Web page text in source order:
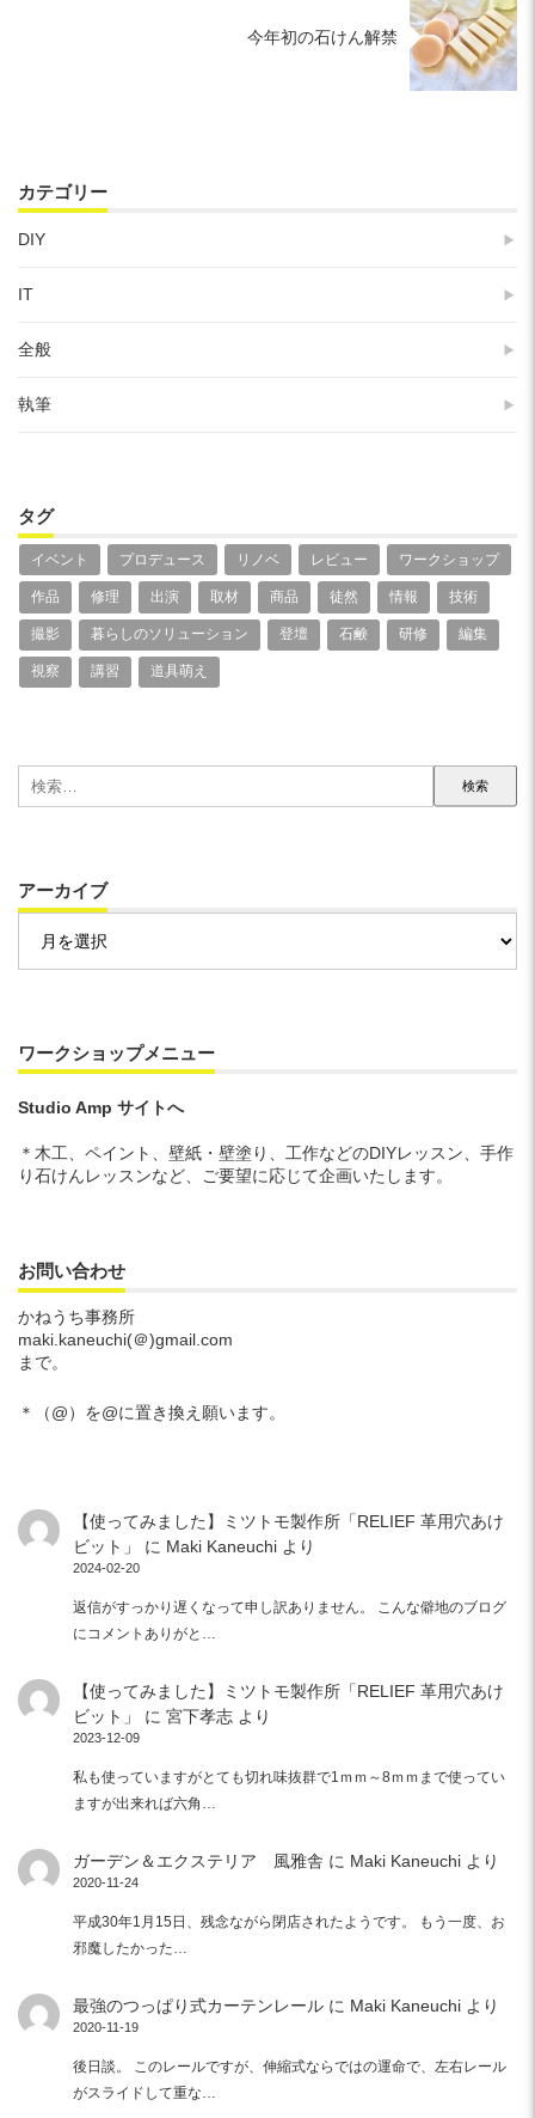
今年初の石けん解禁
カテゴリー
DIY
IT
全般
執筆
タグ
イベント プロデュース リノベ レビュー ワークショップ
作品 修理 出演 取材 商品 徒然 情報 技術
撮影 暮らしのソリューション 登壇 石鹸 研修 編集
視察 講習 道具萌え
索:
アーカイブ
カ
ワークショップメニュー
Studio Amp サイトへ
＊木工、ペイント、壁紙・壁塗り、工作などのDIYレッスン、手作
り石けんレッスンなど、ご要望に応じて企画いたします。
お問い合わせ
かねうち事務所
maki.kaneuchi(＠)gmail.com
まで。
＊（@）を@に置き換え願います。
【使ってみました】ミツトモ製作所「RELIEF 革用穴あけ
ビット」
に Maki Kaneuchiより
2024-02-20
返信がすっかり遅くなって申し訳ありません。 こんな僻地のブログ
にコメントありがと…
【使ってみました】ミツトモ製作所「RELIEF 革用穴あけ
ビット」
に 宮下孝志より
2023-12-09
私も使っていますがとても切れ味抜群で1ｍｍ～8ｍｍまで使ってい
ますが出来れば六角…
ガーデン＆エクステリア 風雅舎 に Maki Kaneuchiより
2020-11-24
平成30年1月15日、残念ながら閉店されたようです。 もう一度、お
邪魔したかった…
最強のつっぱり式カーテンレールに Maki Kaneuchiより
2020-11-19
後日談。 このレールですが、伸縮式ならではの運命で、左右レール
がスライドして重な…